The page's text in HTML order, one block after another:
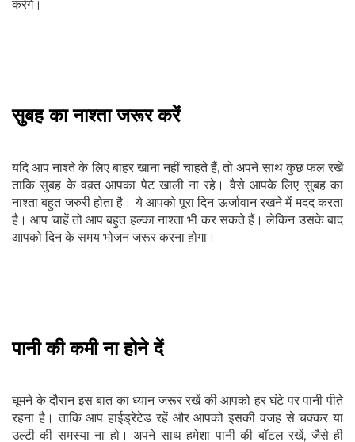
करेंगे।
सुबह का नाश्ता जरूर करें
यदि आप नाश्ते के लिए बाहर खाना नहीं चाहते हैं, तो अपने साथ कुछ फल रखें
ताकि सुबह के वक़्त आपका पेट खाली ना रहे। वैसे आपके लिए सुबह का
नाश्ता बहुत जरुरी होता है। ये आपको पूरा दिन ऊर्जावान रखने में मदद करता
है। आप चाहें तो आप बहुत हल्का नाश्ता भी कर सकते हैं। लेकिन उसके बाद
आपको दिन के समय भोजन जरूर करना होगा।
पानी की कमी ना होने दें
घूमने के दौरान इस बात का ध्यान जरूर रखें की आपको हर घंटे पर पानी पीते
रहना है। ताकि आप हाईड्रेटेड रहें और आपको इसकी वजह से चक्कर या
उल्टी की समस्या ना हो। अपने साथ हमेशा पानी की बॉटल रखें, जैसे ही